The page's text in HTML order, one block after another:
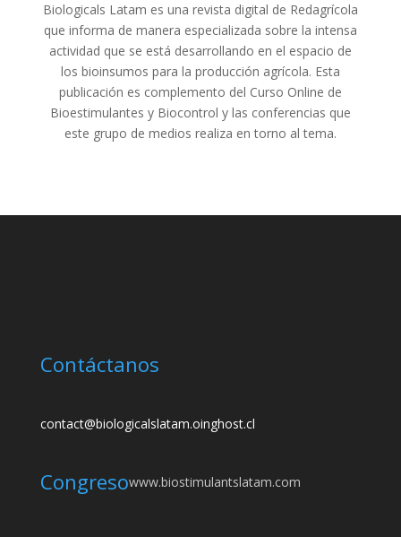
Biologicals Latam es una revista digital de Redagrícola
que informa de manera especializada sobre la intensa
actividad que se está desarrollando en el espacio de
los bioinsumos para la producción agrícola. Esta
publicación es complemento del Curso Online de
Bioestimulantes y Biocontrol y las conferencias que
este grupo de medios realiza en torno al tema.
Contáctanos
contact@biologicalslatam.oinghost.cl
Congresowww.biostimulantslatam.com